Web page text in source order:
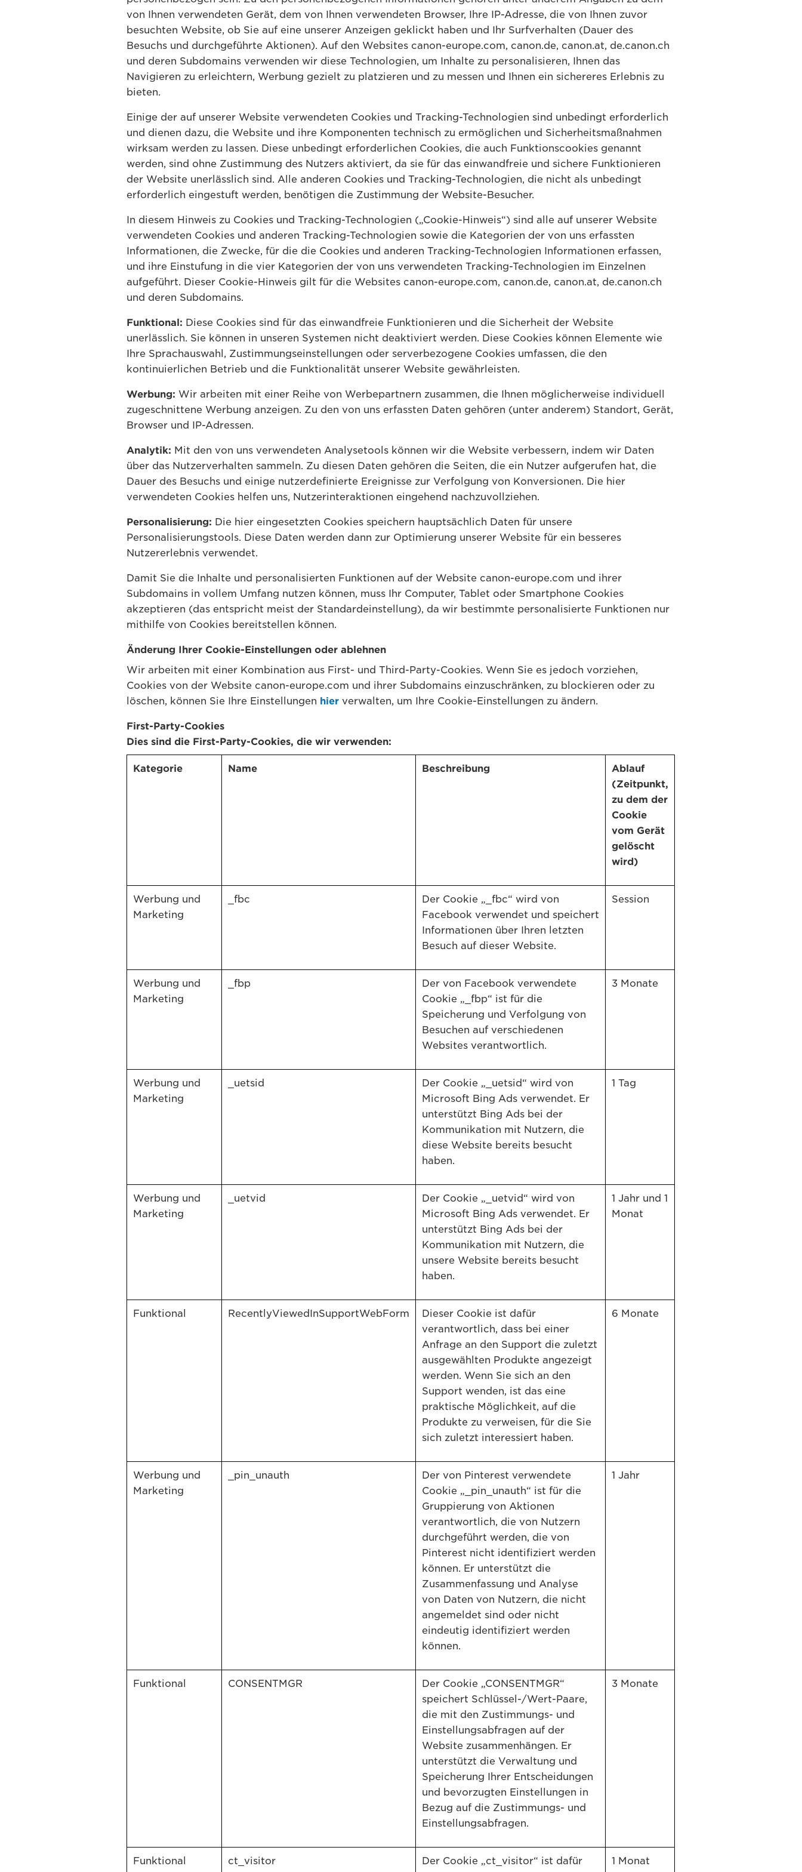
von Ihnen verwendeten Gerät, dem von Ihnen verwendeten Browser, Ihre IP-Adresse, die von Ihnen zuvor
besuchten Website, ob Sie auf eine unserer Anzeigen geklickt haben und Ihr Surfverhalten (Dauer des
Besuchs und durchgeführte Aktionen). Auf den Websites canon-europe.com, canon.de, canon.at, de.canon.ch
und deren Subdomains verwenden wir diese Technologien, um Inhalte zu personalisieren, Ihnen das
Navigieren zu erleichtern, Werbung gezielt zu platzieren und zu messen und Ihnen ein sichereres Erlebnis zu
bieten.
Einige der auf unserer Website verwendeten Cookies und Tracking-Technologien sind unbedingt erforderlich
und dienen dazu, die Website und ihre Komponenten technisch zu ermöglichen und Sicherheitsmaßnahmen
wirksam werden zu lassen. Diese unbedingt erforderlichen Cookies, die auch Funktionscookies genannt
werden, sind ohne Zustimmung des Nutzers aktiviert, da sie für das einwandfreie und sichere Funktionieren
der Website unerlässlich sind. Alle anderen Cookies und Tracking-Technologien, die nicht als unbedingt
erforderlich eingestuft werden, benötigen die Zustimmung der Website-Besucher.
In diesem Hinweis zu Cookies und Tracking-Technologien („Cookie-Hinweis“) sind alle auf unserer Website
verwendeten Cookies und anderen Tracking-Technologien sowie die Kategorien der von uns erfassten
Informationen, die Zwecke, für die die Cookies und anderen Tracking-Technologien Informationen erfassen,
und ihre Einstufung in die vier Kategorien der von uns verwendeten Tracking-Technologien im Einzelnen
aufgeführt. Dieser Cookie-Hinweis gilt für die Websites canon-europe.com, canon.de, canon.at, de.canon.ch
und deren Subdomains.
Funktional: Diese Cookies sind für das einwandfreie Funktionieren und die Sicherheit der Website
unerlässlich. Sie können in unseren Systemen nicht deaktiviert werden. Diese Cookies können Elemente wie
Ihre Sprachauswahl, Zustimmungseinstellungen oder serverbezogene Cookies umfassen, die den
kontinuierlichen Betrieb und die Funktionalität unserer Website gewährleisten.
Werbung: Wir arbeiten mit einer Reihe von Werbepartnern zusammen, die Ihnen möglicherweise individuell
zugeschnittene Werbung anzeigen. Zu den von uns erfassten Daten gehören (unter anderem) Standort, Gerät,
Browser und IP-Adressen.
Analytik: Mit den von uns verwendeten Analysetools können wir die Website verbessern, indem wir Daten
über das Nutzerverhalten sammeln. Zu diesen Daten gehören die Seiten, die ein Nutzer aufgerufen hat, die
Dauer des Besuchs und einige nutzerdefinierte Ereignisse zur Verfolgung von Konversionen. Die hier
verwendeten Cookies helfen uns, Nutzerinteraktionen eingehend nachzuvollziehen.
Personalisierung: Die hier eingesetzten Cookies speichern hauptsächlich Daten für unsere
Personalisierungstools. Diese Daten werden dann zur Optimierung unserer Website für ein besseres
Nutzererlebnis verwendet.
Damit Sie die Inhalte und personalisierten Funktionen auf der Website canon-europe.com und ihrer
Subdomains in vollem Umfang nutzen können, muss Ihr Computer, Tablet oder Smartphone Cookies
akzeptieren (das entspricht meist der Standardeinstellung), da wir bestimmte personalisierte Funktionen nur
mithilfe von Cookies bereitstellen können.
Änderung Ihrer Cookie-Einstellungen oder ablehnen
Wir arbeiten mit einer Kombination aus First- und Third-Party-Cookies. Wenn Sie es jedoch vorziehen,
Cookies von der Website canon-europe.com und ihrer Subdomains einzuschränken, zu blockieren oder zu
löschen, können Sie Ihre Einstellungen hierverwalten, um Ihre Cookie-Einstellungen zu ändern.
First-Party-Cookies
Dies sind die First-Party-Cookies, die wir verwenden:
Kategorie Name Beschreibung
Ablauf
(Zeitpunkt,
zu dem der
Cookie
vom Gerät
gelöscht
wird)
Werbung und
Marketing
_fbc
Der Cookie „_fbc“ wird von
Facebook verwendet und speichert
Informationen über Ihren letzten
Besuch auf dieser Website.
Session
Werbung und
Marketing
_fbp
Der von Facebook verwendete
Cookie „_fbp“ ist für die
Speicherung und Verfolgung von
Besuchen auf verschiedenen
Websites verantwortlich.
3 Monate
Werbung und
Marketing
_uetsid
Der Cookie „_uetsid“ wird von
Microsoft Bing Ads verwendet. Er
unterstützt Bing Ads bei der
Kommunikation mit Nutzern, die
diese Website bereits besucht
haben.
1 Tag
Werbung und
Marketing
_uetvid
Der Cookie „_uetvid“ wird von
Microsoft Bing Ads verwendet. Er
unterstützt Bing Ads bei der
Kommunikation mit Nutzern, die
unsere Website bereits besucht
haben.
1 Jahr und 1
Monat
Funktional RecentlyViewedInSupportWebForm
Dieser Cookie ist dafür
verantwortlich, dass bei einer
Anfrage an den Support die zuletzt
ausgewählten Produkte angezeigt
werden. Wenn Sie sich an den
Support wenden, ist das eine
praktische Möglichkeit, auf die
Produkte zu verweisen, für die Sie
sich zuletzt interessiert haben.
6 Monate
Werbung und
Marketing
_pin_unauth
Der von Pinterest verwendete
Cookie „_pin_unauth“ ist für die
Gruppierung von Aktionen
verantwortlich, die von Nutzern
durchgeführt werden, die von
Pinterest nicht identifiziert werden
können. Er unterstützt die
Zusammenfassung und Analyse
von Daten von Nutzern, die nicht
angemeldet sind oder nicht
eindeutig identifiziert werden
können.
1 Jahr
Funktional CONSENTMGR
Der Cookie „CONSENTMGR“
speichert Schlüssel-/Wert-Paare,
die mit den Zustimmungs- und
Einstellungsabfragen auf der
Website zusammenhängen. Er
unterstützt die Verwaltung und
Speicherung Ihrer Entscheidungen
und bevorzugten Einstellungen in
Bezug auf die Zustimmungs- und
Einstellungsabfragen.
3 Monate
Funktional ct_visitor
Der Cookie „ct_visitor“ ist dafür
1 Monat